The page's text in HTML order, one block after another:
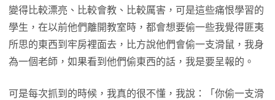
變得比較漂亮、比較會教、比較厲害，可是這些痛恨學習的
學生，在以前他們離開教室時，都會想要偷一些我覺得匪夷
所思的東西到牢房裡面去，比方說他們會偷一支滑鼠，我身
為一個老師，如果看到他們偷東西的話，我是要呈報的。
可是每次抓到的時候，我真的很不懂，我說：「你偷一支滑